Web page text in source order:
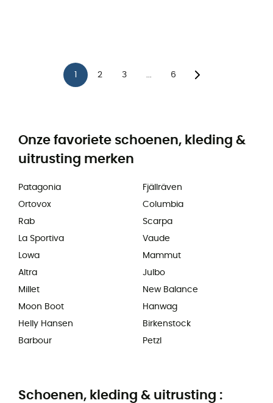
2 3 6
Onze favoriete schoenen, kleding &
uitrusting merken
Patagonia
Ortovox
Rab
La Sportiva
Lowa
Altra
Millet
Moon Boot
Helly Hansen
Barbour
Fjällräven
Columbia
Scarpa
Vaude
Mammut
Julbo
New Balance
Hanwag
Birkenstock
Petzl
Schoenen, kleding & uitrusting :